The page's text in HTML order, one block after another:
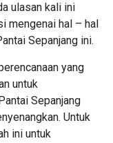
ulasan kali ini
mengenai hal – hal
Sepanjang ini.
yang
untuk
Sepanjang
Untuk
ini untuk